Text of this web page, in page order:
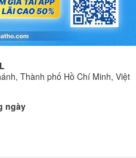
Thành phố Hồ Chí Minh, Việt
ngày